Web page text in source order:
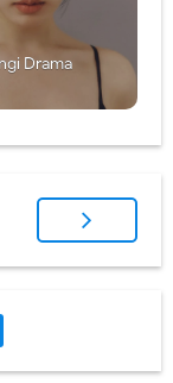
Drama